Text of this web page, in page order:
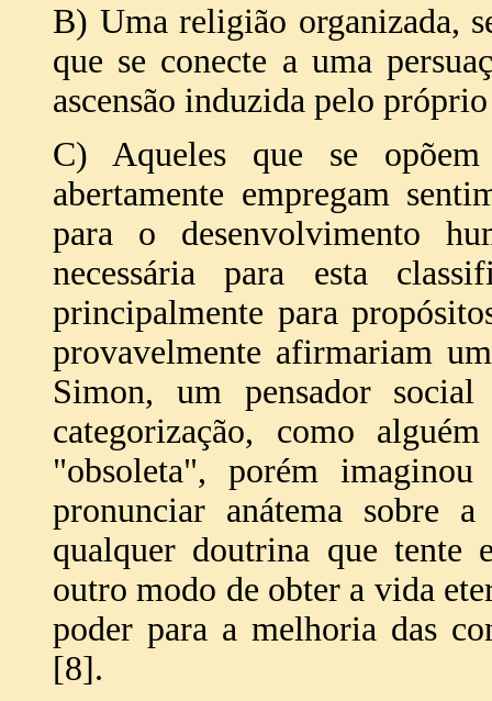
B) Uma religião organizada,
que se conecte a uma
ascensão induzida pelo
C) Aqueles que se
abertamente empregam
para o desenvolvimento
necessária para esta
principalmente para
provavelmente afirmariam
Simon, um pensador
categorização, como
"obsoleta", porém
pronunciar anátema sobre
qualquer doutrina que tente
outro modo de obter a vida
poder para a melhoria das
[8].